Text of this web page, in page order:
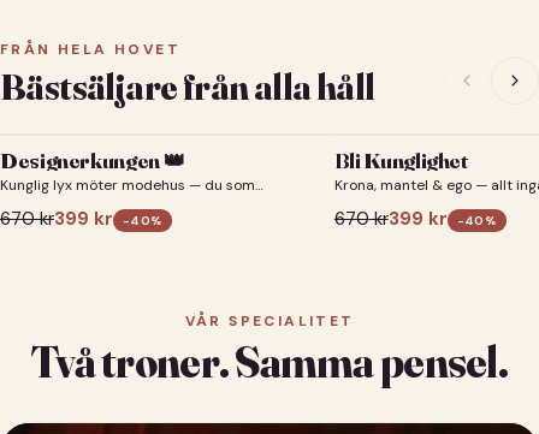
FRÅN HELA HOVET
Bästsäljare från alla håll
Designerkungen 👑
Kunglig lyx möter modehus — du som
670kr399 kr -40%
Bli Kunglighet
Krona, mantel & ego — allt
670kr399 kr -40 %
VÅR SPECIALITET
Två troner. Samma pensel.